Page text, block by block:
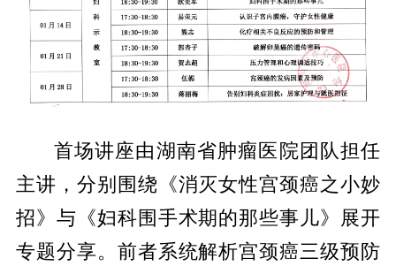
首场讲座由湖南省肿瘤医院团队担任
主讲，分别围绕《消灭女性宫颈癌之小妙
招》与《妇科围手术期的那些事儿》展开
专题分享。前者系统解析宫颈癌三级预防